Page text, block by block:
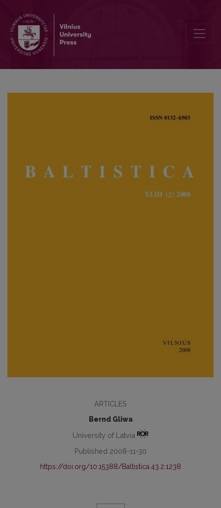
ARTICLES
Bernd Gliwa
University of Latvia
Published 2008-11-30
https://doi.org/10.15388/Baltistica.43.2.1238